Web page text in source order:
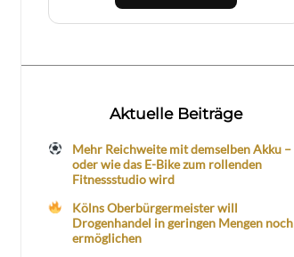
Aktuelle Beiträge
Mehr Reichweite mit demselben Akku –
oder wie das E-Bike zum rollenden
Fitnessstudio wird
Kölns Oberbürgermeister will
Drogenhandel in geringen Mengen noch
ermöglichen